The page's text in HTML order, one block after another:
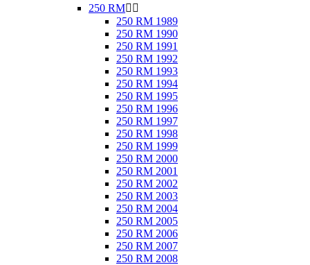
250 RM 
250 RM 1989
250 RM 1990
250 RM 1991
250 RM 1992
250 RM 1993
250 RM 1994
250 RM 1995
250 RM 1996
250 RM 1997
250 RM 1998
250 RM 1999
250 RM 2000
250 RM 2001
250 RM 2002
250 RM 2003
250 RM 2004
250 RM 2005
250 RM 2006
250 RM 2007
250 RM 2008